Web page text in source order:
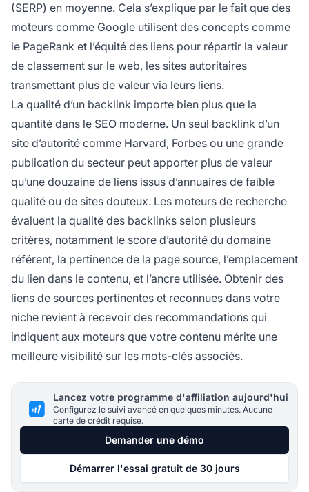
(SERP) en moyenne. Cela s’explique par le fait que des
moteurs comme Google utilisent des concepts comme
le PageRank et l’équité des liens pour répartir la valeur
de classement sur le web, les sites autoritaires
transmettant plus de valeur via leurs liens.
La qualité d’un backlink importe bien plus que la
quantité dans le SEO moderne. Un seul backlink d’un
site d’autorité comme Harvard, Forbes ou une grande
publication du secteur peut apporter plus de valeur
qu’une douzaine de liens issus d’annuaires de faible
qualité ou de sites douteux. Les moteurs de recherche
évaluent la qualité des backlinks selon plusieurs
critères, notamment le score d’autorité du domaine
référent, la pertinence de la page source, l’emplacement
du lien dans le contenu, et l’ancre utilisée. Obtenir des
liens de sources pertinentes et reconnues dans votre
niche revient à recevoir des recommandations qui
indiquent aux moteurs que votre contenu mérite une
meilleure visibilité sur les mots-clés associés.
Lancez votre programme d'affiliation aujourd'hui
Configurez le suivi avancé en quelques minutes. Aucune
carte de crédit requise.
Demander une démo
Démarrer l'essai gratuit de 30 jours